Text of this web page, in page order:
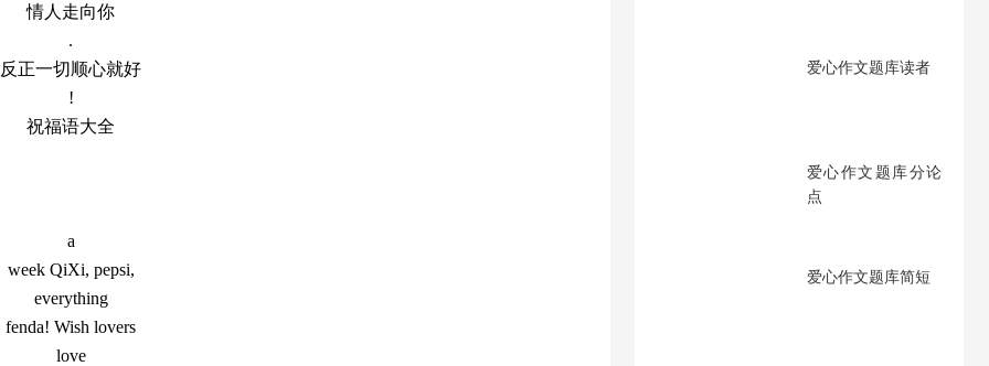
情人走向你
.
反正一切顺心就好
!
祝福语大全
a
week QiXi, pepsi,
everything
fenda! Wish lovers
love
爱心作文题库读者
爱心作文题库分论
点
爱心作文题库简短